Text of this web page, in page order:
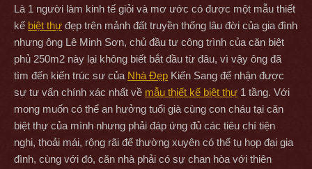
Là 1 người làm kinh tế giỏi và mơ ước có được một mẫu thiết
kế biệt thự đẹp trên mảnh đất truyền thống lâu đời của gia đình
nhưng ông Lê Minh Sơn, chủ đầu tư công trình của căn biệt
phủ 250m2 này lại không biết bắt đầu từ đâu, vì vậy ông đã
tìm đến kiến trúc sư của Nhà Đẹp Kiến Sang để nhận được
sự tư vấn chính xác nhất về mẫu thiết kế biệt thự 1 tầng. Với
mong muốn có thể an hưởng tuổi già cùng con cháu tại căn
biệt thự của mình nhưng phải đáp ứng đủ các tiêu chí tiện
nghi, thoải mái, rộng rãi để thường xuyên có thể tụ họp đại gia
đình, cùng với đó, căn nhà phải có sự chan hòa với thiên